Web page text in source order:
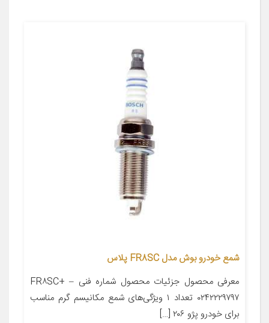
شمع خودرو بوش مدل FR8SC پلاس
معرفی محصول جزئیات محصول شماره فنی FR۸SC+ –
۰۲۴۲۲۲۹۷۹۷ تعداد ۱ ویژگی‌های شمع مکانیسم گرم مناسب
برای خودرو پژو ۲۰۶ […]